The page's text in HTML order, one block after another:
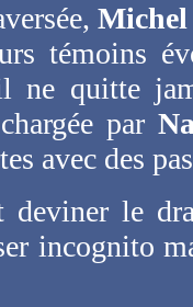
Michel
témoins
ne quitte
par
avec des
deviner le
incognito